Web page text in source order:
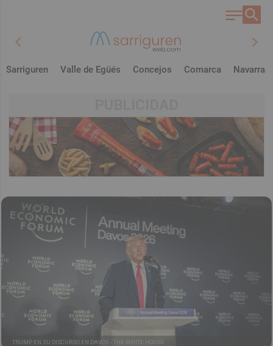
chevron_left chevron_right
Sarriguren Valle de Egüés Concejos Comarca Navarra
TRUMP EN SU DISCURSO EN DAVOS -THE WHITE HOUSE